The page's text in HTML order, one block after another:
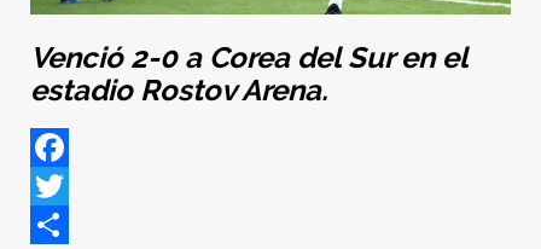
Venció 2-0 a Corea del Sur en el
estadio Rostov Arena.
Facebook
Twitter